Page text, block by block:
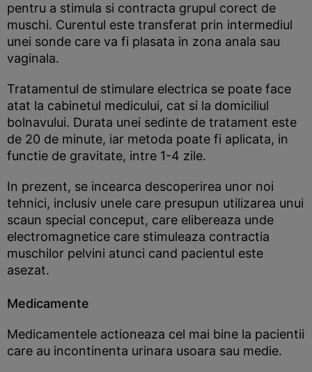
pentru a stimula si contracta grupul corect de
muschi. Curentul este transferat prin intermediul
unei sonde care va fi plasata in zona anala sau
vaginala.
Tratamentul de stimulare electrica se poate face
atat la cabinetul medicului, cat si la domiciliul
bolnavului. Durata unei sedinte de tratament este
de 20 de minute, iar metoda poate fi aplicata, in
functie de gravitate, intre 1-4 zile.
In prezent, se incearca descoperirea unor noi
tehnici, inclusiv unele care presupun utilizarea unui
scaun special conceput, care elibereaza unde
electromagnetice care stimuleaza contractia
muschilor pelvini atunci cand pacientul este
asezat.
Medicamente
Medicamentele actioneaza cel mai bine la pacientii
care au incontinenta urinara usoara sau medie.